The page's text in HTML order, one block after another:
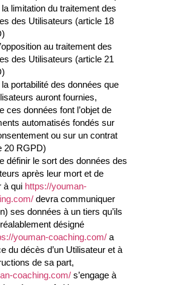
limitation du traitement des
des Utilisateurs (article 18
au traitement des
des Utilisateurs (article 21
portabilité des données que
auront fournies,
ces données font l’objet de
automatisés fondés sur
ou sur un contrat
20 RGPD)
définir le sort des données des
après leur mort et de
à qui https://youman-
devra communiquer
ses données à un tiers qu’ils
désigné
youman-coaching.com/ a
du décès d’un Utilisateur et à
de sa part,
coaching.com/ s’engage à